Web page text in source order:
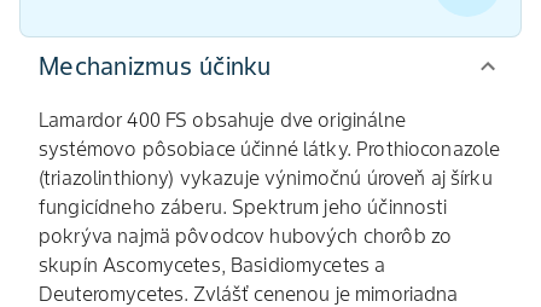
Mechanizmus účinku
Lamardor 400 FS obsahuje dve originálne
systémovo pôsobiace účinné látky. Prothioconazole
(triazolinthiony) vykazuje výnimočnú úroveň aj šírku
fungicídneho záberu. Spektrum jeho účinnosti
pokrýva najmä pôvodcov hubových chorôb zo
skupín Ascomycetes, Basidiomycetes a
Deuteromycetes. Zvlášť cenenou je mimoriadna